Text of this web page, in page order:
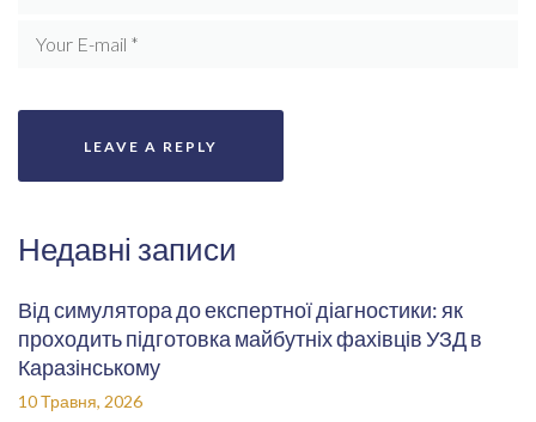
Недавні записи
Від симулятора до експертної діагностики: як
проходить підготовка майбутніх фахівців УЗД в
Каразінському
10 Травня, 2026